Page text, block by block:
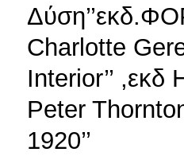
Charlotte
Interior’’
Peter
1920’’